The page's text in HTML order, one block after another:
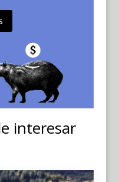
interesar